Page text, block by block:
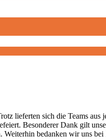
lieferten sich die Teams
Besonderer Dank gilt
bedanken wir uns